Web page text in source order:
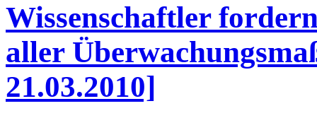
Wissenschaftler
aller
21.03.2010]